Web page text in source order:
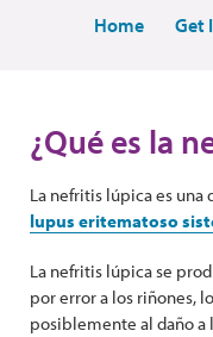
Home Get
¿Qué es la
­La nefritis lúpica es una
lupus eritematoso
La nefritis lúpica se
por error a los riñones,
posiblemente al daño a